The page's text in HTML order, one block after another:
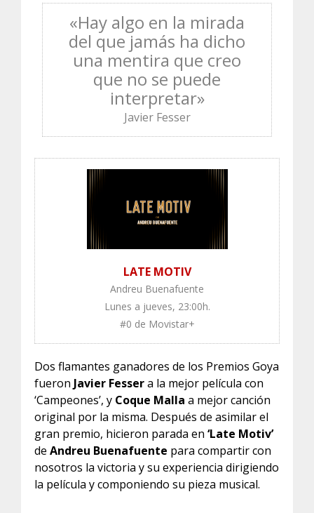
«Hay algo en la mirada
del que jamás ha dicho
una mentira que creo
que no se puede
interpretar»
Javier Fesser
LATE MOTIV
Andreu Buenafuente
Lunes a jueves, 23:00h.
#0 de Movistar+
Dos flamantes ganadores de los Premios Goya
fueron Javier Fessera la mejor película con
‘Campeones’, y Coque Malla a mejor canción
original por la misma. Después de asimilar el
gran premio, hicieron parada en‘Late Motiv’
deAndreu Buenafuente para compartir con
nosotros la victoria y su experiencia dirigiendo
la película y componiendo su pieza musical.